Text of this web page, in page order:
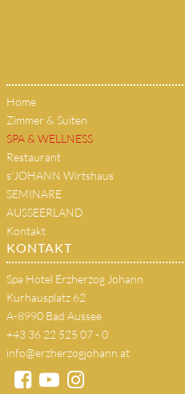
Home
Zimmer & Suiten
SPA & WELLNESS
Restaurant
s'JOHANN Wirtshaus
SEMINARE
AUSSEERLAND
Kontakt
KONTAKT
Spa Hotel Erzherzog Johann
Kurhausplatz 62
A-8990 Bad Aussee
+43 36 22 525 07 - 0
info@erzherzogjohann.at